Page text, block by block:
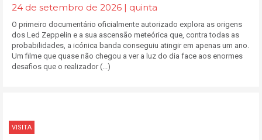
24 de setembro de 2026 | quinta
O primeiro documentário oficialmente autorizado explora as origens
dos Led Zeppelin e a sua ascensão meteórica que, contra todas as
probabilidades, a icónica banda conseguiu atingir em apenas um ano.
Um filme que quase não chegou a ver a luz do dia face aos enormes
desafios que o realizador (...)
VISITA